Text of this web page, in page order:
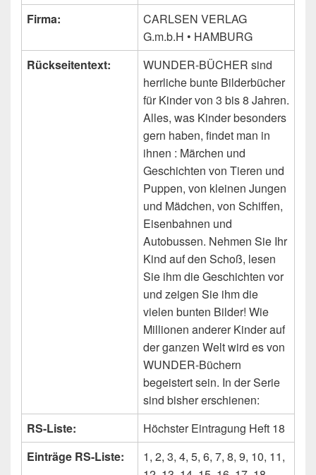
Firma:
CARLSEN VERLAG
G.m.b.H • HAMBURG
Rückseitentext:
WUNDER-BÜCHER sind
herrliche bunte Bilderbücher
für Kinder von 3 bis 8 Jahren.
Alles, was Kinder besonders
gern haben, findet man in
ihnen : Märchen und
Geschichten von Tieren und
Puppen, von kleinen Jungen
und Mädchen, von Schiffen,
Eisenbahnen und
Autobussen. Nehmen Sie Ihr
Kind auf den Schoß, lesen
Sie ihm die Geschichten vor
und zeigen Sie ihm die
vielen bunten Bilder! Wie
Millionen anderer Kinder auf
der ganzen Welt wird es von
WUNDER-Büchern
begeistert sein. In der Serie
sind bisher erschienen:
RS-Liste:
Höchster Eintragung Heft 18
Einträge RS-Liste:
1, 2, 3, 4, 5, 6, 7, 8, 9, 10, 11,